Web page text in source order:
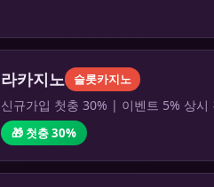
라카지노 슬롯카지노
신규가입 첫충 30% | 이벤트 5% 상시
🎁 첫충 30%